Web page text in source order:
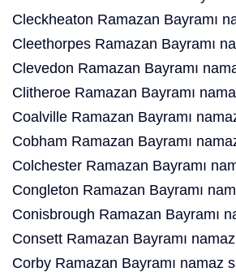
Cleckheaton Ramazan Bayramı
Cleethorpes Ramazan Bayramı
Clevedon Ramazan Bayramı
Clitheroe Ramazan Bayramı
Coalville Ramazan Bayramı
Cobham Ramazan Bayramı
Colchester Ramazan Bayramı
Congleton Ramazan Bayramı
Conisbrough Ramazan Bayramı
Consett Ramazan Bayramı
Corby Ramazan Bayramı namaz